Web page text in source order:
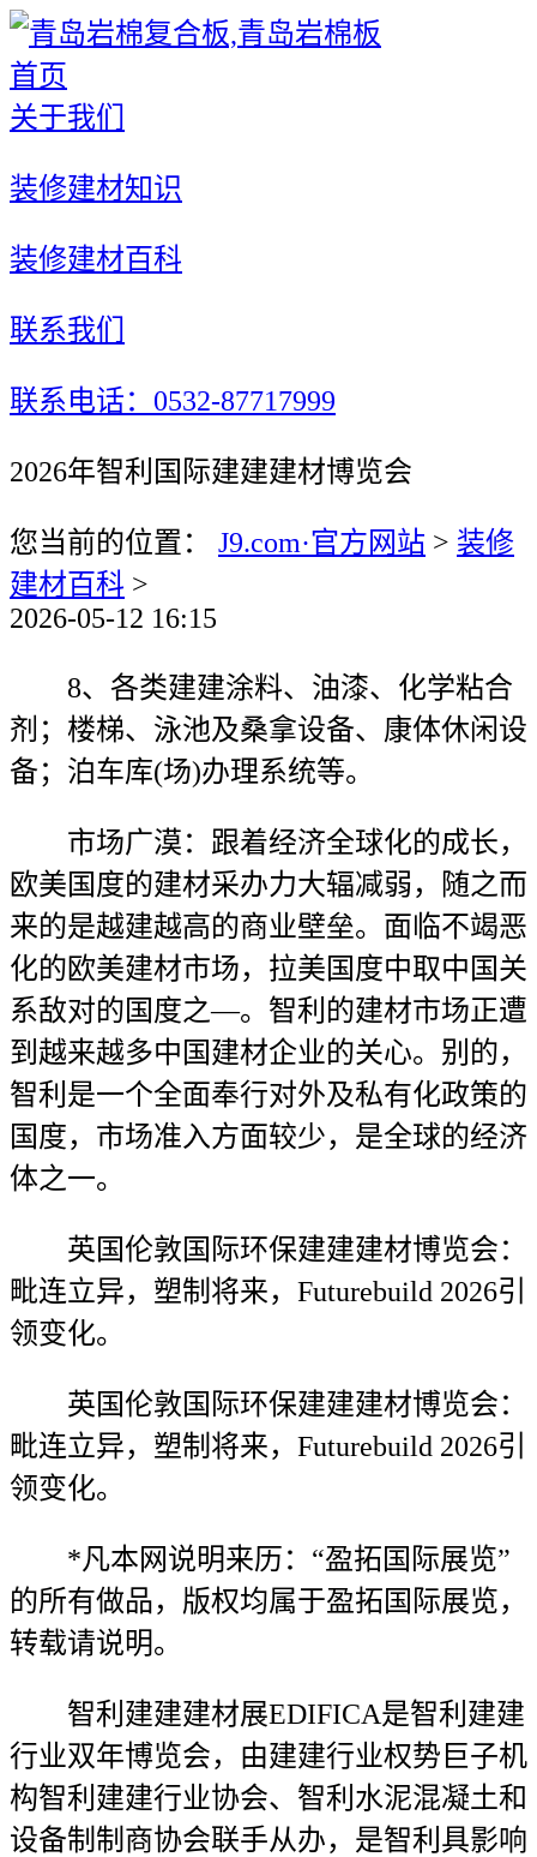
首页
关于我们
装修建材知识
装修建材百科
联系我们
联系电话：0532-87717999
2026年智利国际建建建材博览会
您当前的位置： J9.com·官方网站 > 装修
建材百科 >
2026-05-12 16:15
8、各类建建涂料、油漆、化学粘合
剂；楼梯、泳池及桑拿设备、康体休闲设
备；泊车库(场)办理系统等。
市场广漠：跟着经济全球化的成长，
欧美国度的建材采办力大辐减弱，随之而
来的是越建越高的商业壁垒。面临不竭恶
化的欧美建材市场，拉美国度中取中国关
系敌对的国度之—。智利的建材市场正遭
到越来越多中国建材企业的关心。别的，
智利是一个全面奉行对外及私有化政策的
国度，市场准入方面较少，是全球的经济
体之一。
英国伦敦国际环保建建建材博览会：
毗连立异，塑制将来，Futurebuild 2026引
领变化。
英国伦敦国际环保建建建材博览会：
毗连立异，塑制将来，Futurebuild 2026引
领变化。
*凡本网说明来历：“盈拓国际展览”
的所有做品，版权均属于盈拓国际展览，
转载请说明。
智利建建建材展EDIFICA是智利建建
行业双年博览会，由建建行业权势巨子机
构智利建建行业协会、智利水泥混凝土和
设备制制商协会联手从办，是智利具影响